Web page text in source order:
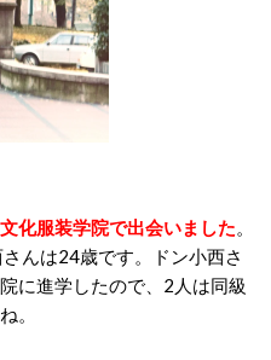
文化服装学院で出会いました。
んは24歳です。ドン小西さ
に進学したので、2人は同級
。